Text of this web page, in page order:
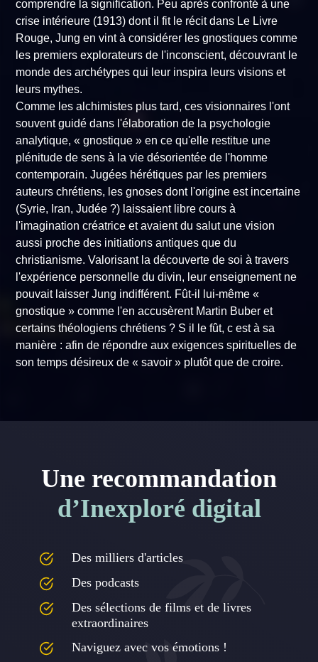
comprendre la signification. Peu après confronté à une
crise intérieure (1913) dont il fit le récit dans Le Livre
Rouge, Jung en vint à considérer les gnostiques comme
les premiers explorateurs de l'inconscient, découvrant le
monde des archétypes qui leur inspira leurs visions et
leurs mythes.
Comme les alchimistes plus tard, ces visionnaires l'ont
souvent guidé dans l'élaboration de la psychologie
analytique, « gnostique » en ce qu'elle restitue une
plénitude de sens à la vie désorientée de l'homme
contemporain. Jugées hérétiques par les premiers
auteurs chrétiens, les gnoses dont l'origine est incertaine
(Syrie, Iran, Judée ?) laissaient libre cours à
l'imagination créatrice et avaient du salut une vision
aussi proche des initiations antiques que du
christianisme. Valorisant la découverte de soi à travers
l'expérience personnelle du divin, leur enseignement ne
pouvait laisser Jung indifférent. Fût-il lui-même «
gnostique » comme l'en accusèrent Martin Buber et
certains théologiens chrétiens ? S il le fût, c est à sa
manière : afin de répondre aux exigences spirituelles de
son temps désireux de « savoir » plutôt que de croire.
Une recommandation
d’Inexploré digital
Des milliers d'articles
Des podcasts
Des sélections de films et de livres
extraordinaires
Naviguez avec vos émotions !